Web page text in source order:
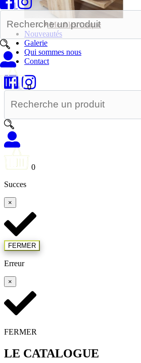
|
0
Meubles vasque
Nouveautés
Galerie
Qui sommes nous
Contact
|
0
Succes
×
FERMER
Erreur
×
FERMER
LE CATALOGUE